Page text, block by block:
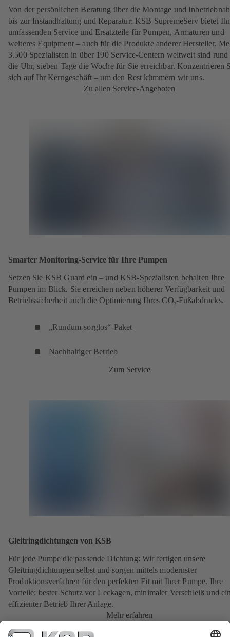
Von der persönlichen Beratung über die Montage und
bis zur Instandhaltung und Reparatur: KSB SupremeServ bietet
umfassenden Service und Ersatzteile für Pumpen, Armaturen und
weiteres Equipment – auch für die Produkte anderer Hersteller.
3.500 Spezialisten in über 190 Service-Centern weltweit sind rund
die Uhr, sieben Tage die Woche für Sie erreichbar. Konzentrieren
sich auf Ihr Kerngeschäft – um den Rest kümmern wir uns.
Zu allen Service-Angeboten
Smarter Monitoring-Service für Ihre Pumpen
Setzen Sie KSB Guard ein – und KSB-Spezialisten behalten Ihre
Pumpen im Blick. Sie erreichen neben höherer Verfügbarkeit und
Betriebssicherheit auch die Optimierung Ihres CO2-Fußabdrucks.
„Rundum-sorglos“-Paket
Nachhaltiger Betrieb
Zum Service
Gleitringdichtungen von KSB
Für jede Pumpe die passende Dichtung: Wir fertigen unsere
Gleitringdichtungen selbst und sorgen mittels modernster
Produktionsverfahren für den perfekten Fit mit Ihrer Pumpe. Ihre
Vorteile: bester Schutz vor Leckagen, minimaler Verschleiß und
effizienter Betrieb Ihrer Anlage.
Mehr erfahren